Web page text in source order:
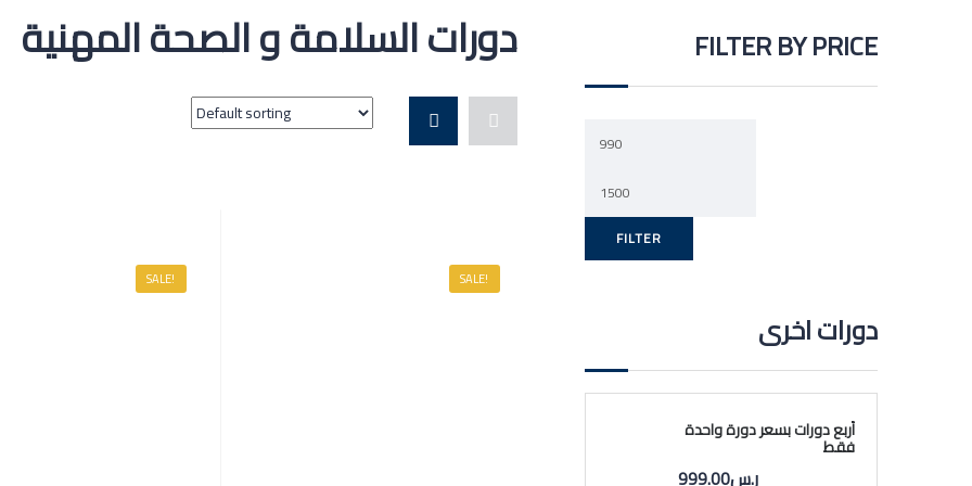
دورات السلامة و الصحة المهنية
SALE! SALE!
FILTER BY PRICE
FILTER
دورات اخرى
أربع دورات بسعر دورة واحدة
فقط
Originalر.س999.00 Current